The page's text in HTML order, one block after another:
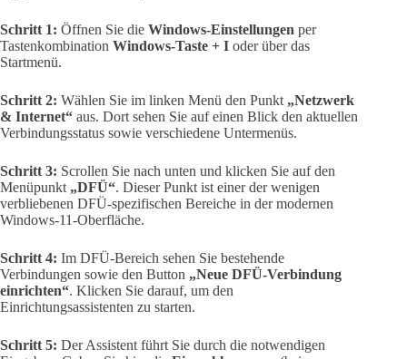
Schritt 1: Öffnen Sie die Windows-Einstellungen per
Tastenkombination Windows-Taste + I oder über das
Startmenü.
Schritt 2: Wählen Sie im linken Menü den Punkt „Netzwerk
& Internet“ aus. Dort sehen Sie auf einen Blick den aktuellen
Verbindungsstatus sowie verschiedene Untermenüs.
Schritt 3: Scrollen Sie nach unten und klicken Sie auf den
Menüpunkt „DFÜ“. Dieser Punkt ist einer der wenigen
verbliebenen DFÜ-spezifischen Bereiche in der modernen
Windows-11-Oberfläche.
Schritt 4: Im DFÜ-Bereich sehen Sie bestehende
Verbindungen sowie den Button „Neue DFÜ-Verbindung
einrichten“. Klicken Sie darauf, um den
Einrichtungsassistenten zu starten.
Schritt 5: Der Assistent führt Sie durch die notwendigen